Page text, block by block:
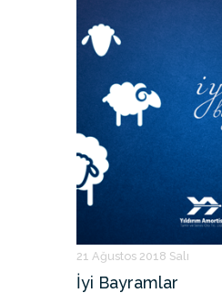
21 Ağustos 2018 Salı
İyi Bayramlar